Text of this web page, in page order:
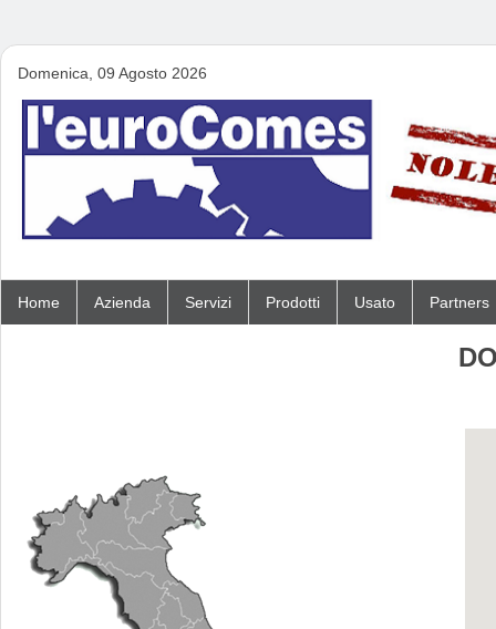
Domenica, 09 Agosto 2026
Home Azienda Servizi Prodotti Usato Partners